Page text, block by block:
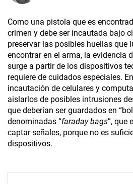
Como una pistola que es
crimen y debe ser incautada bajo
preservar las posibles huellas que
encontrar en el arma, la evidencia
surge a partir de los dispositivos
requiere de cuidados especiales.
incautación de celulares y
aislarlos de posibles intrusiones
que deberían ser guardados en
denominadas “faraday bags”, que
captar señales, porque no es
dispositivos.